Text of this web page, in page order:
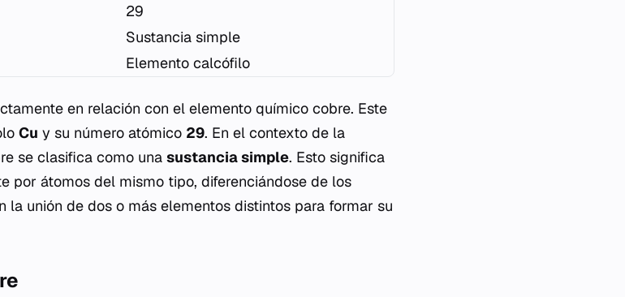
29
Sustancia simple
Elemento calcófilo
en relación con el elemento químico cobre. Este
Cu y su número atómico 29. En el contexto de la
se clasifica como una sustancia simple. Esto significa
por átomos del mismo tipo, diferenciándose de los
la unión de dos o más elementos distintos para formar su